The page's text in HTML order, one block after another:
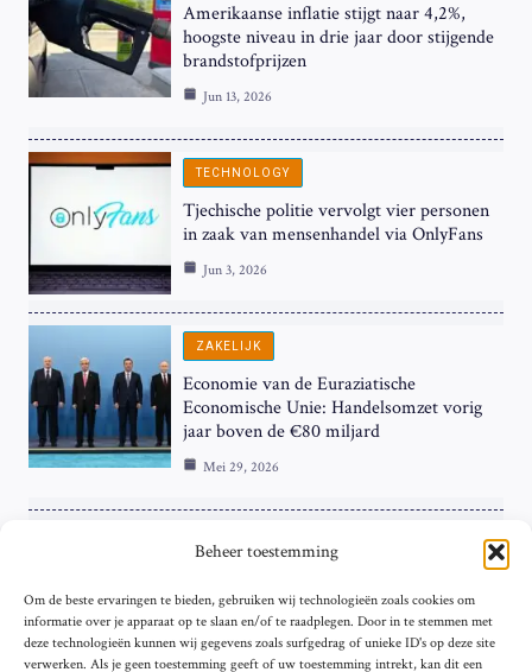
Beheer toestemming
Om de beste ervaringen te bieden, gebruiken wij technologieën zoals cookies om
informatie over je apparaat op te slaan en/of te raadplegen. Door in te stemmen met
deze technologieën kunnen wij gegevens zoals surfgedrag of unieke ID's op deze site
verwerken. Als je geen toestemming geeft of uw toestemming intrekt, kan dit een
Amerikaanse inflatie stijgt naar 4,2%,
hoogste niveau in drie jaar door stijgende
brandstofprijzen
Jun 13, 2026
TECHNOLOGY
Tjechische politie vervolgt vier personen
in zaak van mensenhandel via OnlyFans
Jun 3, 2026
ZAKELIJK
Economie van de Euraziatische
Economische Unie: Handelsomzet vorig
jaar boven de €80 miljard
Mei 29, 2026
ZAKELIJK
Hardnekkige Inflatie bij de ‘Grote Vier’
van de Eurozone
Mei 29, 2026